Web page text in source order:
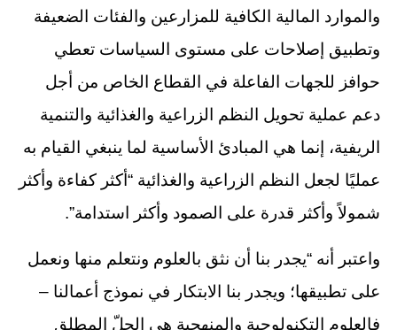
والموارد المالية الكافية للمزارعين والفئات الضعيفة
وتطبيق إصلاحات على مستوى السياسات تعطي
حوافز للجهات الفاعلة في القطاع الخاص من أجل
دعم عملية تحويل النظم الزراعية والغذائية والتنمية
الريفية، إنما هي المبادئ الأساسية لما ينبغي القيام به
عمليًا لجعل النظم الزراعية والغذائية “أكثر كفاءة وأكثر
شمولاً وأكثر قدرة على الصمود وأكثر استدامة”.
واعتبر أنه “يجدر بنا أن نثق بالعلوم ونتعلم منها ونعمل
على تطبيقها؛ ويجدر بنا الابتكار في نموذج أعمالنا –
فالعلوم التكنولوجية والمنهجية هي الحلّ المطلق